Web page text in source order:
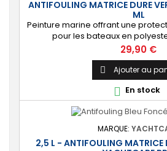
ANTIFOULING MATRICE DURE
ML
Peinture marine offrant une
pour les bateaux en
(INCOMPATIBLE coques
Protection solide, durable et
repoussera algues et
complète.
Prix
29,90 €
 Ajouter au
 En stock
MARQUE:
2,5 L - ANTIFOULING MATRICE